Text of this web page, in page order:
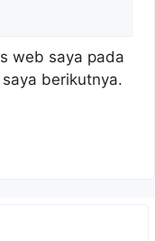
web saya pada
berikutnya.